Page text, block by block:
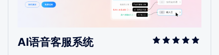
AI语音客服系统